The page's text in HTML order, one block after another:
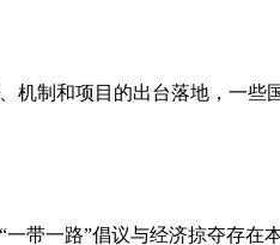
机制和项目的出台落地，一些
带一路”倡议与经济掠夺存在